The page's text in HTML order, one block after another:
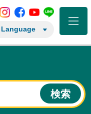
ページ
矢吹町 Instagram
矢吹町矢吹町矢吹町
Language